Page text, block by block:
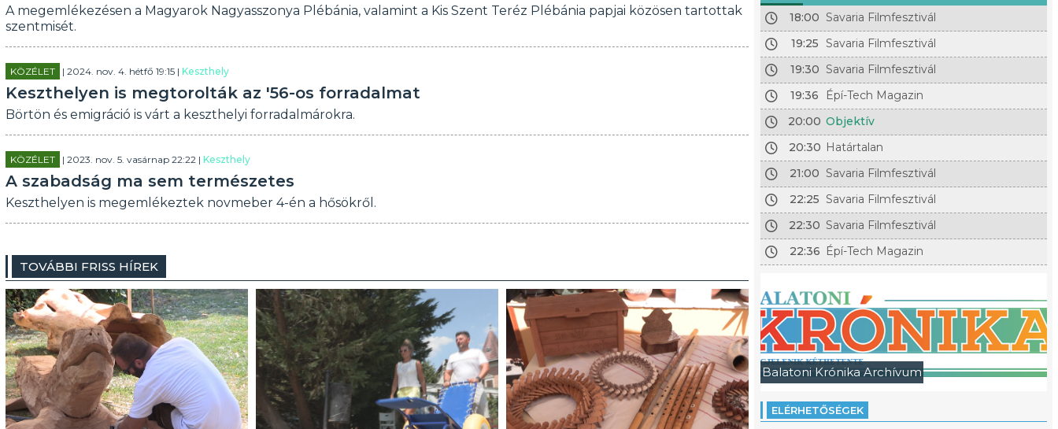
A megemlékezésen a Magyarok Nagyasszonya Plébánia, valamint a Kis Szent Teréz Plébánia papjai közösen tartottak
szentmisét.
KÖZÉLET | 2024. nov. 4. hétfő 19:15 | Keszthely
Keszthelyen is megtorolták az '56-os forradalmat
Börtön és emigráció is várt a keszthelyi forradalmárokra.
KÖZÉLET | 2023. nov. 5. vasárnap 22:22 | Keszthely
A szabadság ma sem természetes
Keszthelyen is megemlékeztek novmeber 4-én a hősökről.
TOVÁBBI FRISS HÍREK
18:00 Savaria Filmfesztivál
19:25 Savaria Filmfesztivál
19:30 Savaria Filmfesztivál
19:36
Épí-Tech Magazin
20:00 Objektív
20:30 Határtalan
21:00 Savaria Filmfesztivál
22:25 Savaria Filmfesztivál
22:30 Savaria Filmfesztivál
22:36 Épí-Tech Magazin
Balatoni Krónika Archívum
ELÉRHETŐSÉGEK